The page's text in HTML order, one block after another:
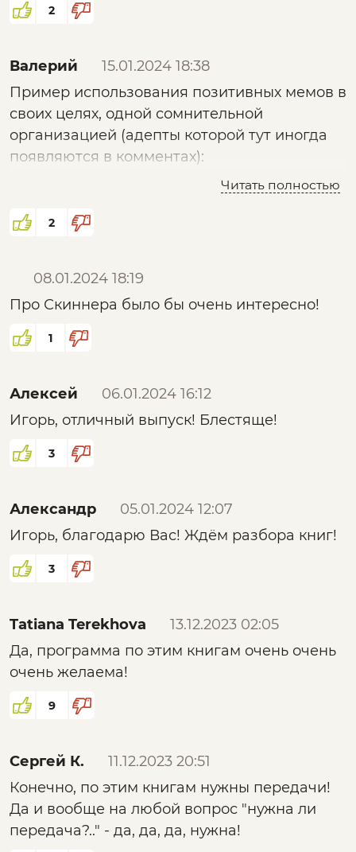
назначила совестью нации.
2
Валерий
15.01.2024 18:38
Пример использования позитивных мемов в
своих целях, одной сомнительной
организацией (адепты которой тут иногда
появляются в комментах):
Читать полностью
2
08.01.2024 18:19
Про Скиннера было бы очень интересно!
1
Алексей
06.01.2024 16:12
Игорь, отличный выпуск! Блестяще!
3
Александр
05.01.2024 12:07
Игорь, благодарю Вас! Ждём разбора книг!
3
Tatiana Terekhova
13.12.2023 02:05
Да, программа по этим книгам очень очень
очень желаема!
9
Сергей К.
11.12.2023 20:51
Конечно, по этим книгам нужны передачи!
Да и вообще на любой вопрос "нужна ли
передача?.." - да, да, да, нужна!